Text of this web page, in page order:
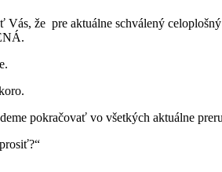
že pre aktuálne schválený
pokračovať vo všetkých aktuálne